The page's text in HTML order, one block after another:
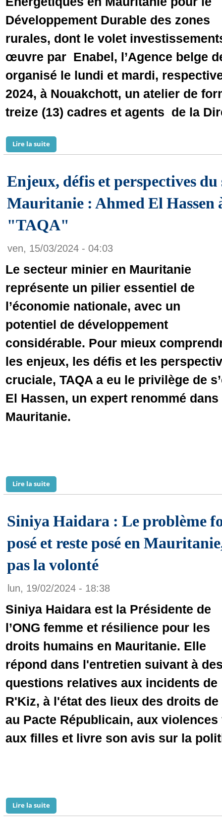
Développement Durable des zones
rurales, dont le volet
œuvre par Enabel, l’Agence belge
organisé le lundi et mardi,
2024, à Nouakchott, un atelier de
treize (13) cadres et agents de la
Lire la suite
Enjeux, défis et perspectives
Mauritanie : Ahmed El Hassen
"TAQA"
ven, 15/03/2024 - 04:03
Le secteur minier en Mauritanie
représente un pilier essentiel de
l’économie nationale, avec un
potentiel de développement
considérable. Pour mieux
les enjeux, les défis et les
cruciale, TAQA a eu le privilège de
El Hassen, un expert renommé
Mauritanie.
Lire la suite
Siniya Haidara : Le problème
posé et reste posé en
pas la volonté
lun, 19/02/2024 - 18:38
Siniya Haidara est la Présidente de
l’ONG femme et résilience pour les
droits humains en Mauritanie. Elle
répond dans l'entretien suivant à
questions relatives aux incidents de
R'Kiz, à l'état des lieux des droits
au Pacte Républicain, aux
aux filles et livre son avis sur la
Lire la suite